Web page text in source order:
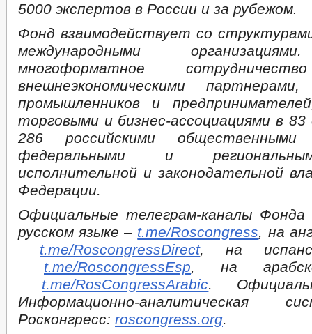
5000 экспертов в России и за рубежом.
Фонд взаимодействует со
международными
многоформатное
внешнеэкономическими партнерами,
промышленников и
торговыми и бизнес-ассоциациями в
286 российскими общественными
федеральными и
исполнительной и законодательной
Федерации.
Официальные телеграм-каналы Фонда
русском языке – t.me/Roscongress, на
t.me/RoscongressDirect, на
t.me/RoscongressEsp, на
t.me/RosCongressArabic.
Информационно-аналитическая
Росконгресс: roscongress.org.